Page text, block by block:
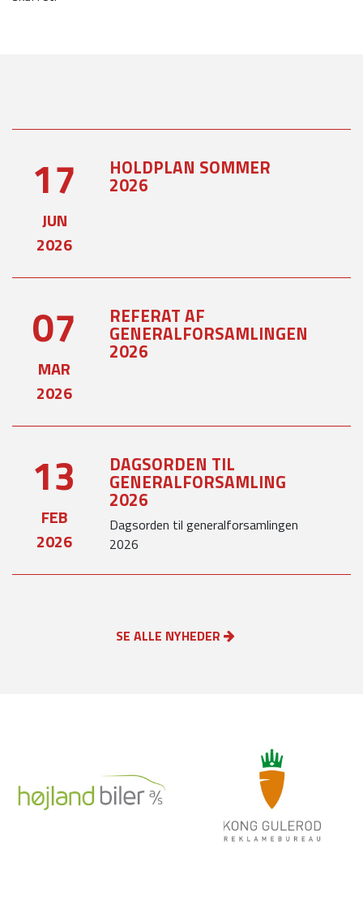
17
JUN
2026
HOLDPLAN SOMMER
2026
07
MAR
2026
REFERAT AF
GENERALFORSAMLINGEN
2026
13
FEB
2026
DAGSORDEN TIL
GENERALFORSAMLING
2026
Dagsorden til generalforsamlingen
2026
SE ALLE NYHEDER